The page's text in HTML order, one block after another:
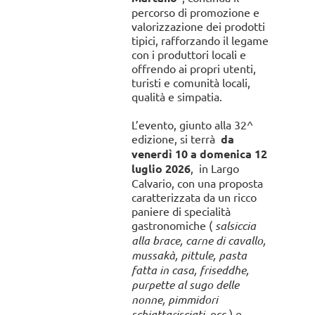
percorso di promozione e
valorizzazione dei prodotti
tipici, rafforzando il legame
con i produttori locali e
offrendo ai propri utenti,
turisti e comunità locali,
qualità e simpatia.
L’evento, giunto alla 32^
edizione, si terrà da
venerdì 10 a domenica 12
luglio 2026, in Largo
Calvario, con una proposta
caratterizzata da un ricco
paniere di specialità
gastronomiche ( salsiccia
alla brace, carne di cavallo,
mussakà, pittule, pasta
fatta in casa, friseddhe,
purpette al sugo delle
nonne, pimmidori